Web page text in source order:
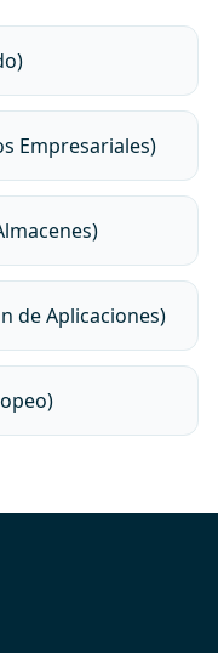
Empresariales)
de Aplicaciones)